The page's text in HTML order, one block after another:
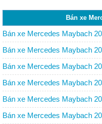
Bán xe
Bán xe Mercedes Maybach
Bán xe Mercedes Maybach
Bán xe Mercedes Maybach
Bán xe Mercedes Maybach
Bán xe Mercedes Maybach
Bán xe Mercedes Maybach